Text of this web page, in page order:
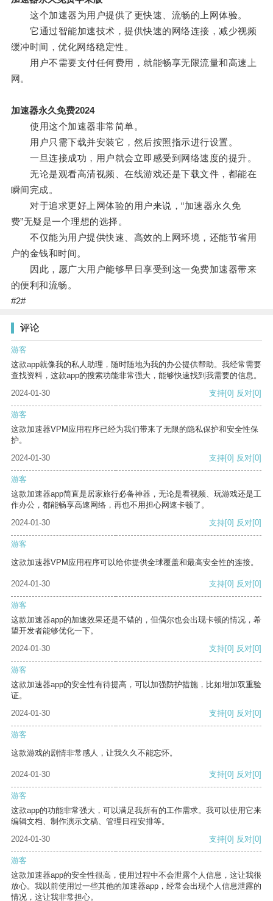
这个加速器为用户提供了更快速、流畅的上网体验。
它通过智能加速技术，提供快速的网络连接，减少视频
缓冲时间，优化网络稳定性。
用户不需要支付任何费用，就能畅享无限流量和高速上
网。
加速器永久免费2024
使用这个加速器非常简单。
用户只需下载并安装它，然后按照指示进行设置。
一旦连接成功，用户就会立即感受到网络速度的提升。
无论是观看高清视频、在线游戏还是下载文件，都能在
瞬间完成。
对于追求更好上网体验的用户来说，“加速器永久免
费”无疑是一个理想的选择。
不仅能为用户提供快速、高效的上网环境，还能节省用
户的金钱和时间。
因此，愿广大用户能够早日享受到这一免费加速器带来
的便利和流畅。
#2#
评论
游客
这款app就像我的私人助理，随时随地为我的办公提供帮助。我经常需要
查找资料，这款app的搜索功能非常强大，能够快速找到我需要的信息。
2024-01-30
支持[0] 反对[0]
游客
这款加速器VPM应用程序已经为我们带来了无限的隐私保护和安全性保
护。
2024-01-30
支持[0] 反对[0]
游客
这款加速器app简直是居家旅行必备神器，无论是看视频、玩游戏还是工
作办公，都能畅享高速网络，再也不用担心网速卡顿了。
2024-01-30
支持[0] 反对[0]
游客
这款加速器VPM应用程序可以给你提供全球覆盖和最高安全性的连接。
2024-01-30 支持[0] 反对[0]
游客
这款加速器app的加速效果还是不错的，但偶尔也会出现卡顿的情况，希
望开发者能够优化一下。
2024-01-30
支持[0] 反对[0]
游客
这款加速器app的安全性有待提高，可以加强防护措施，比如增加双重验
证。
2024-01-30
支持[0] 反对[0]
游客
这款游戏的剧情非常感人，让我久久不能忘怀。
2024-01-30 支持[0] 反对[0]
游客
这款app的功能非常强大，可以满足我所有的工作需求。我可以使用它来
编辑文档、制作演示文稿、管理日程安排等。
2024-01-30
支持[0] 反对[0]
游客
这款加速器app的安全性很高，使用过程中不会泄露个人信息，这让我很
放心。我以前使用过一些其他的加速器app，经常会出现个人信息泄露的
情况，这让我非常担心。